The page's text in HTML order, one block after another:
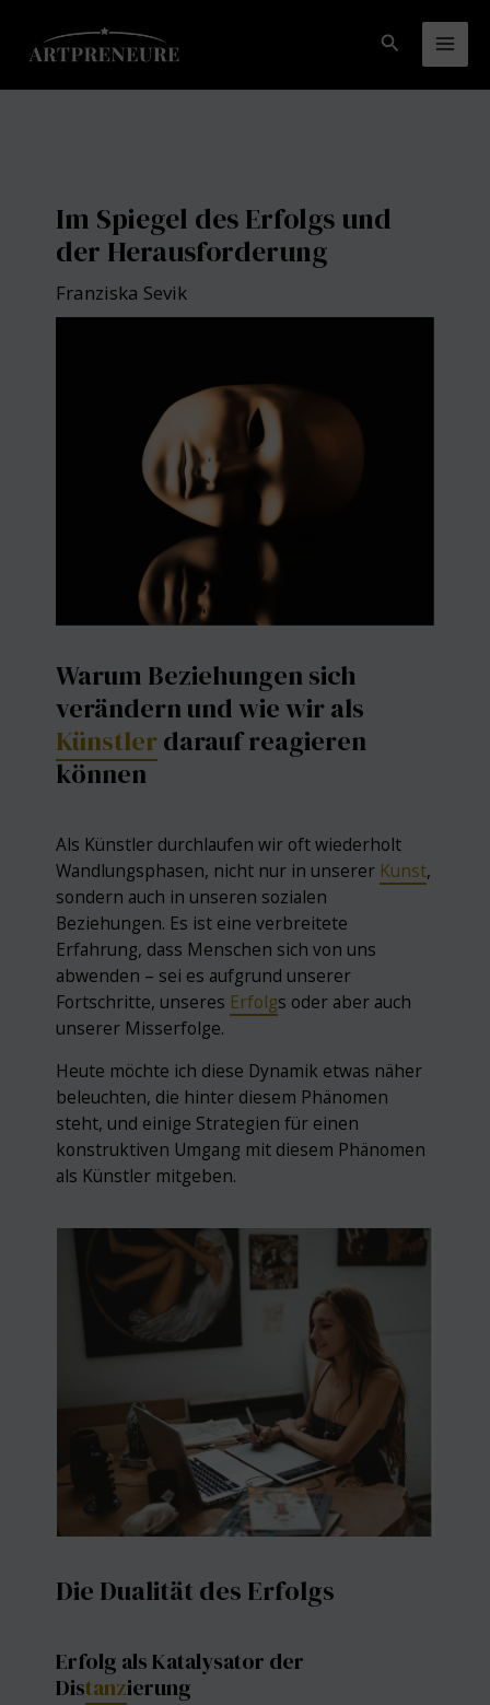
Inhalt
springen
Suchen
Im Spiegel des Erfolgs und
der Herausforderung
Franziska Sevik
Warum Beziehungen sich
verändern und wie wir als
Künstlerdarauf reagieren
können
Als Künstler durchlaufen wir oft wiederholt
Wandlungsphasen, nicht nur in unserer Kunst,
sondern auch in unseren sozialen
Beziehungen. Es ist eine verbreitete
Erfahrung, dass Menschen sich von uns
abwenden – sei es aufgrund unserer
Fortschritte, unseres Erfolgs oder aber auch
unserer Misserfolge.
Heute möchte ich diese Dynamik etwas näher
beleuchten, die hinter diesem Phänomen
steht, und einige Strategien für einen
konstruktiven Umgang mit diesem Phänomen
als Künstler mitgeben.
Die Dualität des Erfolgs
Erfolg als Katalysator der
Distanzierung